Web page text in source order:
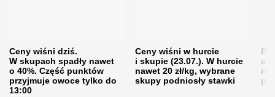
Ceny wiśni dziś.
W skupach spadły nawet
o 40%. Część punktów
przyjmuje owoce tylko do
13:00
Ceny wiśni w hurcie
i skupie (23.07.). W hurcie
nawet 20 zł/kg, wybrane
skupy podniosły stawki